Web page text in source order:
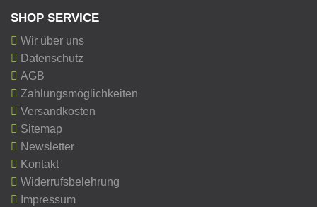
SHOP SERVICE
Wir über uns
Datenschutz
AGB
Zahlungsmöglichkeiten
Versandkosten
Sitemap
Newsletter
Kontakt
Widerrufsbelehrung
Impressum